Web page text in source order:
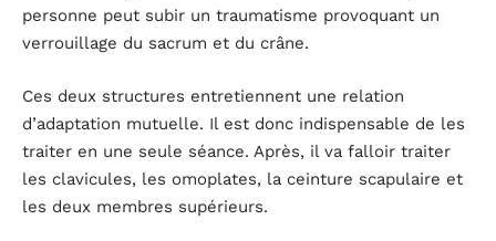
personne peut subir un traumatisme provoquant un
verrouillage du sacrum et du crâne.
Ces deux structures entretiennent une relation
d’adaptation mutuelle. Il est donc indispensable de les
traiter en une seule séance. Après, il va falloir traiter
les clavicules, les omoplates, la ceinture scapulaire et
les deux membres supérieurs.